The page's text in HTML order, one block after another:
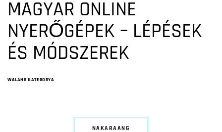
MAGYAR ONLINE
NYERŐGÉPEK – LÉPÉSEK
ÉS MÓDSZEREK
WALANG KATEGORYA
NAKARAANG